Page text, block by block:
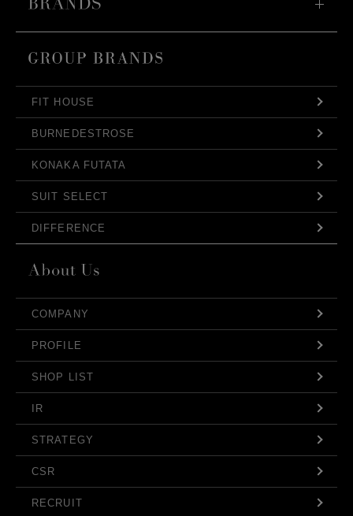
FIT HOUSE
BURNEDESTROSE
KONAKA FUTATA
SUIT SELECT
DIFFERENCE
COMPANY
PROFILE
SHOP LIST
IR
STRATEGY
CSR
RECRUIT